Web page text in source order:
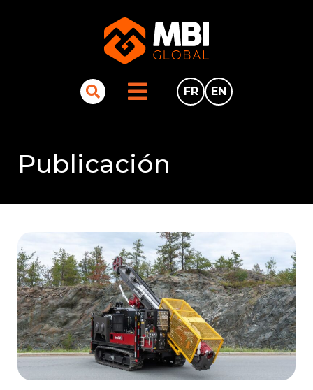
FR EN
Publicación